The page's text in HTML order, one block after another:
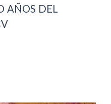
AÑOS DEL